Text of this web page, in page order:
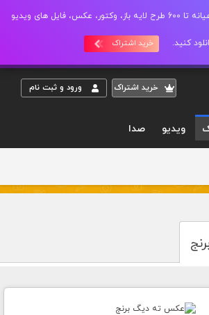
با خرید اشتراک ماهیانه تا 600 طرح لایه باز، وکتور، عکس، فایل های ویدیو
کنید. خرید اشتراک
خريد اشتراک ورود و ثبت نام
ویدیو صدا